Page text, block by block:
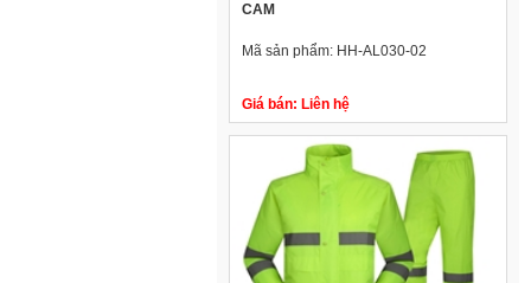
CAM
Mã sản phẩm: HH-AL030-02
Giá bán: Liên hệ